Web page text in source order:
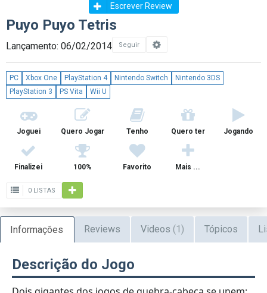
Escrever Review
Puyo Puyo Tetris
Lançamento: 06/02/2014 Seguir
PC Xbox One PlayStation 4 Nintendo Switch
Nintendo 3DS
PlayStation 3
PS Vita Wii U
Joguei Quero Jogar Tenho Quero ter Jogando
Finalizei 100% Favorito Mais ...
0 LISTAS
Informações Reviews Videos (1) Tópicos
Descrição do Jogo